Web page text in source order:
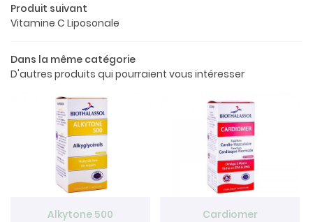
boutique
produits
Avis
Contact
Restez
INSCRIPTION
Rejoignez-
Produit suivant
Vitamine C Liposonale
Dans la même catégorie
D'autres produits qui pourraient vous intéresser
Alkytone 500
Cardiomer